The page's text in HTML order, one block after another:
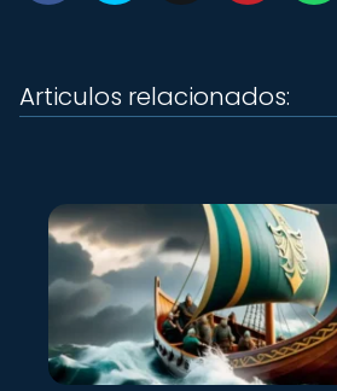
Articulos relacionados: